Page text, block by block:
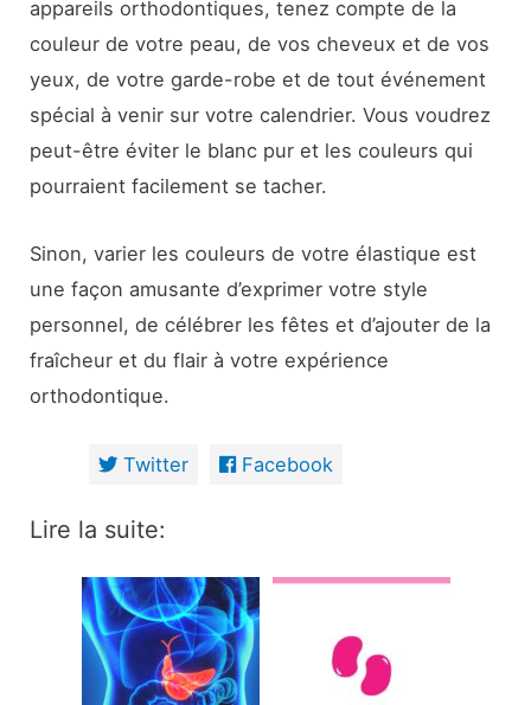
appareils orthodontiques, tenez compte de la
couleur de votre peau, de vos cheveux et de vos
yeux, de votre garde-robe et de tout événement
spécial à venir sur votre calendrier. Vous voudrez
peut-être éviter le blanc pur et les couleurs qui
pourraient facilement se tacher.
Sinon, varier les couleurs de votre élastique est
une façon amusante d’exprimer votre style
personnel, de célébrer les fêtes et d’ajouter de la
fraîcheur et du flair à votre expérience
orthodontique.
Twitter Facebook
Lire la suite: